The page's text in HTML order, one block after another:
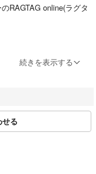
RAGTAG online(ラグタ
袋店 / RAGTAG下北沢
続きを表示する
る